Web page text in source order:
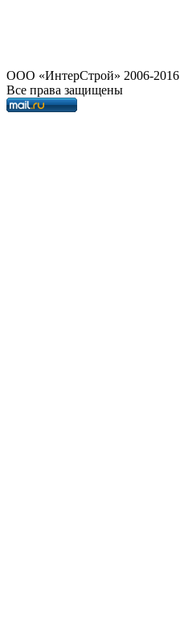
OOO «ИнтерСтрой» 2006-2016
Все права защищены